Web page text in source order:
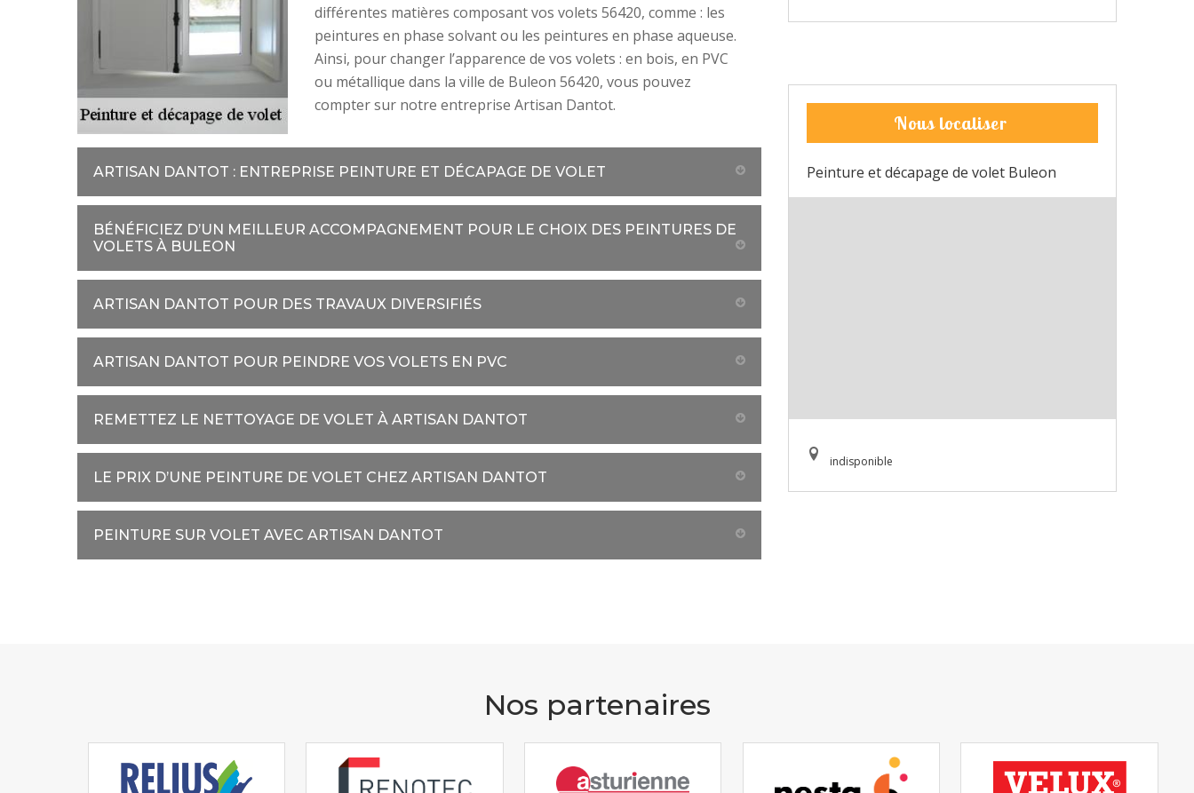
différentes matières composant vos volets 56420, comme : les
peintures en phase solvant ou les peintures en phase aqueuse.
Ainsi, pour changer l’apparence de vos volets : en bois, en PVC
ou métallique dans la ville de Buleon 56420, vous pouvez
compter sur notre entreprise Artisan Dantot.
ARTISAN DANTOT : ENTREPRISE PEINTURE ET DÉCAPAGE DE VOLET
BÉNÉFICIEZ D’UN MEILLEUR ACCOMPAGNEMENT POUR LE CHOIX DES PEINTURES DE
VOLETS À BULEON
ARTISAN DANTOT POUR DES TRAVAUX DIVERSIFIÉS
ARTISAN DANTOT POUR PEINDRE VOS VOLETS EN PVC
REMETTEZ LE NETTOYAGE DE VOLET À ARTISAN DANTOT
LE PRIX D’UNE PEINTURE DE VOLET CHEZ ARTISAN DANTOT
PEINTURE SUR VOLET AVEC ARTISAN DANTOT
Nous localiser
Peinture et décapage de volet Buleon
indisponible
Nos partenaires